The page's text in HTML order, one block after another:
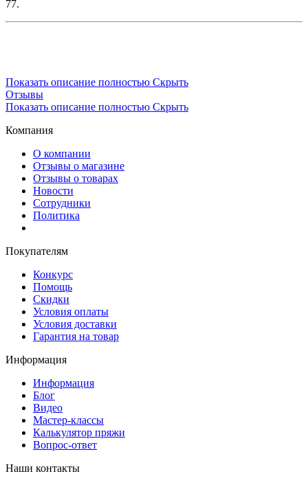
77.
Показать описание полностью Скрыть
Отзывы
Показать описание полностью Скрыть
Компания
О компании
Отзывы о магазине
Отзывы о товарах
Новости
Сотрудники
Политика
Покупателям
Конкурс
Помощь
Скидки
Условия оплаты
Условия доставки
Гарантия на товар
Информация
Информация
Блог
Видео
Мастер-классы
Калькулятор пряжи
Вопрос-ответ
Наши контакты